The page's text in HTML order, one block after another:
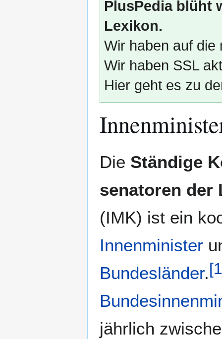
PlusPedia blüht
Lexikon.
Wir haben auf die
Wir haben SSL
Hier geht es zu
Navigation
Suche
Die Ständige
senatoren der
(IMK) ist ein
Innenminister
Bundesländer.[1
jährlich